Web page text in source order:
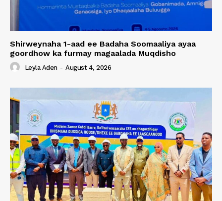
Shirweynaha 1-aad ee Badaha Soomaaliya ayaa
goordhow ka furmay magaalada Muqdisho
Leyla Aden - August 4, 2026